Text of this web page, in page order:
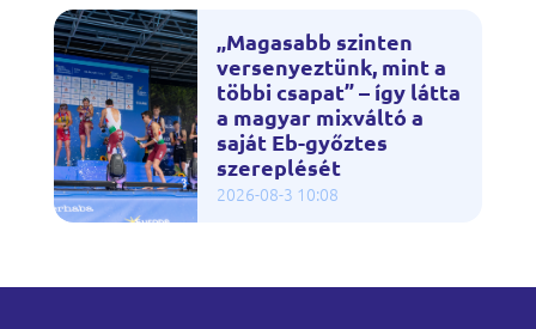
„Magasabb szinten
versenyeztünk, mint a
többi csapat” – így látta
a magyar mixváltó a
saját Eb-győztes
szereplését
2026-08-3 10:08